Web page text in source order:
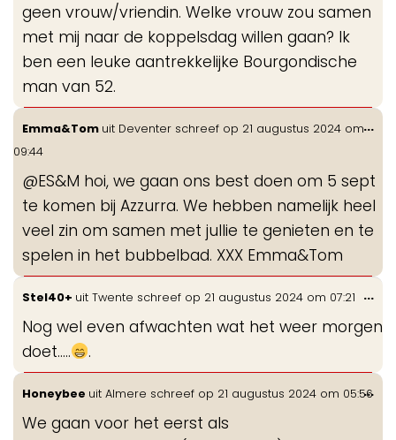
geen vrouw/vriendin. Welke vrouw zou samen
met mij naar de koppelsdag willen gaan? Ik
ben een leuke aantrekkelijke Bourgondische
man van 52.
Emma&Tom uit Deventer schreef op 21 augustus 2024 om
09:44
@ES&M hoi, we gaan ons best doen om 5 sept
te komen bij Azzurra. We hebben namelijk heel
veel zin om samen met jullie te genieten en te
spelen in het bubbelbad. XXX Emma&Tom
...
Stel40+ uit Twente schreef op 21 augustus 2024 om 07:21
Nog wel even afwachten wat het weer morgen
doet.....
.
...
Honeybee uit Almere schreef op 21 augustus 2024 om 05:56
We gaan voor het eerst als
...